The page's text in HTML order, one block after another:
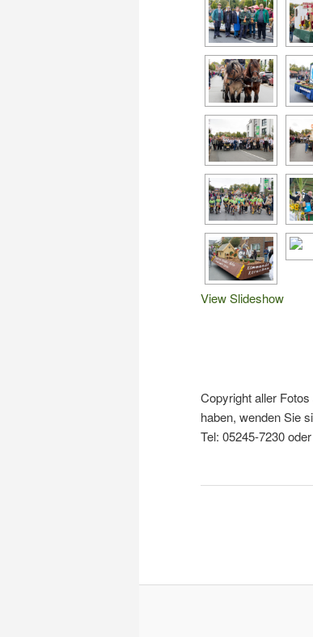
View Slideshow
Copyright aller
haben, wenden Sie
Tel: 05245-7230